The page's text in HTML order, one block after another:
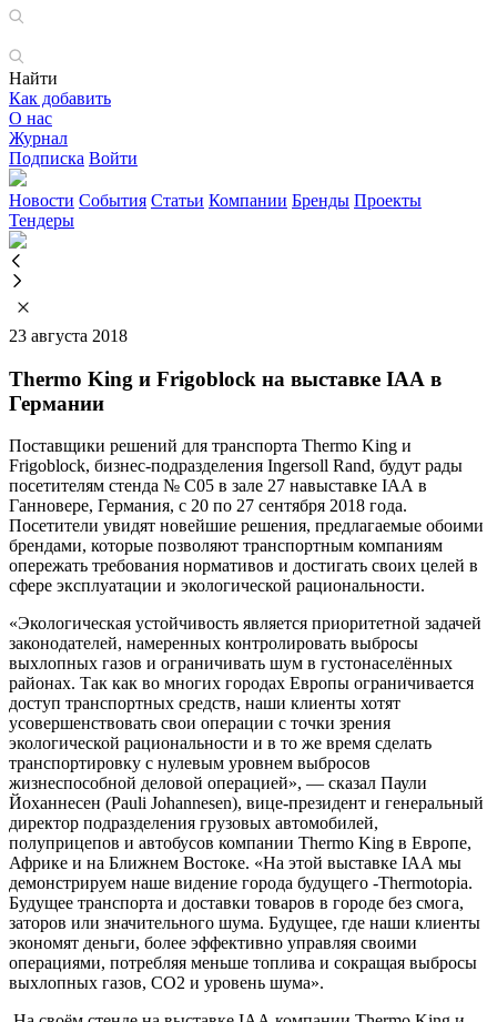
Найти
Как добавить
О нас
Журнал
Подписка Войти
Новости События Статьи Компании Бренды Проекты
Тендеры
23 августа 2018
Thermo King и Frigoblock на выставке IAA в
Германии
Поставщики решений для транспорта Thermo King и
Frigoblock, бизнес-подразделения Ingersoll Rand, будут рады
посетителям стенда № C05 в зале 27 навыставке IAA в
Ганновере, Германия, с 20 по 27 сентября 2018 года.
Посетители увидят новейшие решения, предлагаемые обоими
брендами, которые позволяют транспортным компаниям
опережать требования нормативов и достигать своих целей в
сфере эксплуатации и экологической рациональности.
«Экологическая устойчивость является приоритетной задачей
законодателей, намеренных контролировать выбросы
выхлопных газов и ограничивать шум в густонаселённых
районах. Так как во многих городах Европы ограничивается
доступ транспортных средств, наши клиенты хотят
усовершенствовать свои операции с точки зрения
экологической рациональности и в то же время сделать
транспортировку с нулевым уровнем выбросов
жизнеспособной деловой операцией», — сказал Паули
Йоханнесен (Pauli Johannesen), вице-президент и генеральный
директор подразделения грузовых автомобилей,
полуприцепов и автобусов компании Thermo King в Европе,
Африке и на Ближнем Востоке. «На этой выставке IAA мы
демонстрируем наше видение города будущего -Thermotopia.
Будущее транспорта и доставки товаров в городе без смога,
заторов или значительного шума. Будущее, где наши клиенты
экономят деньги, более эффективно управляя своими
операциями, потребляя меньше топлива и сокращая выбросы
выхлопных газов, CO2 и уровень шума».